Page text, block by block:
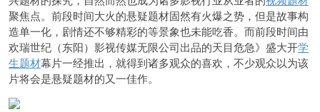
聚焦点。前段时间大火的悬疑题材固然有火爆之势，但是故事构
造单一化，剧情还不够精彩的等景象也未能吃香。而前段时间由
欢瑞世纪（东阳）影视传媒无限公司出品的天目危急》盛大开学
生题材幕片一经推出，就得到诸多观众的喜欢，不少观众以为该
片将会是悬疑题材的又一佳作。